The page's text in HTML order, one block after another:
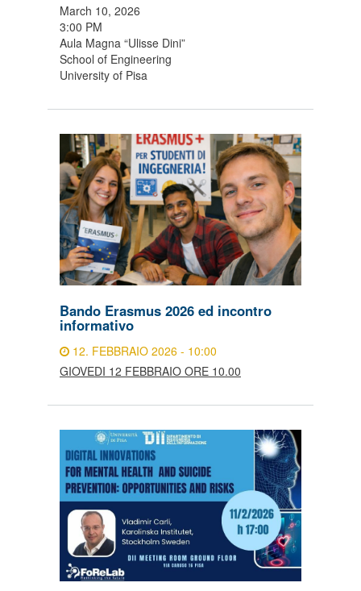
March 10, 2026
3:00 PM
Aula Magna “Ulisse Dini”
School of Engineering
University of Pisa
Bando Erasmus 2026 ed incontro
informativo
12. FEBBRAIO 2026 - 10:00
GIOVEDI 12 FEBBRAIO ORE 10.00